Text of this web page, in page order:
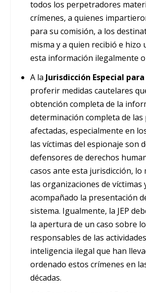
todos los perpetradores
crímenes, a quienes
para su comisión, a los
misma y a quien recibió e hizo
esta información ilegalmente
A la Jurisdicción Especial
proferir medidas cautelares
obtención completa de la
determinación completa de las
afectadas, especialmente en
las víctimas del espionaje son
defensores de derechos
casos ante esta jurisdicción, lo
las organizaciones de víctimas
acompañado la presentación
sistema. Igualmente, la JEP
la apertura de un caso sobre
responsables de las
inteligencia ilegal que han
ordenado estos crímenes en
décadas.